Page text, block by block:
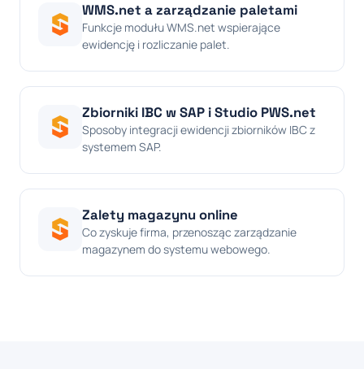
WMS.net a zarządzanie paletami
Funkcje modułu WMS.net wspierające
ewidencję i rozliczanie palet.
Zbiorniki IBC w SAP i Studio PWS.net
Sposoby integracji ewidencji zbiorników IBC z
systemem SAP.
Zalety magazynu online
Co zyskuje firma, przenosząc zarządzanie
magazynem do systemu webowego.